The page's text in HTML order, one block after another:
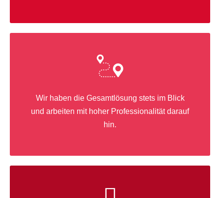
Wir haben die Gesamtlösung stets im Blick
und arbeiten mit hoher Professionalität darauf
hin.